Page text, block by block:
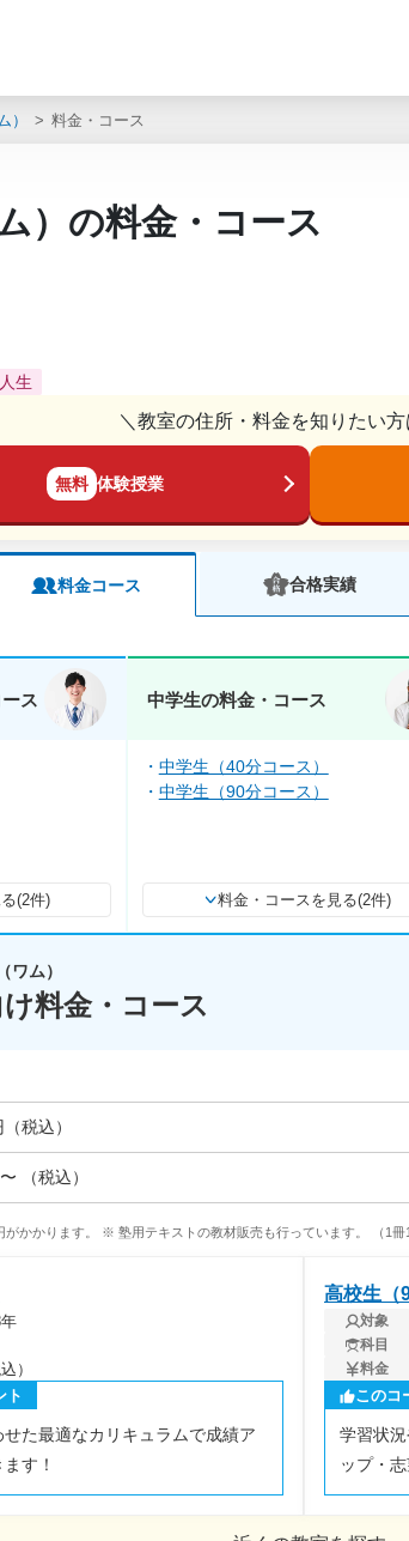
） 料金・コース
）の料金・コース
生
＼教室の住所・料金を知りたい
無料 体験授業
料金コース 合格実績
ス
(2件)
中学生の料金・コース
中学生（40分コース）
中学生（90分コース）
料金・コースを見る(2件)
ワム）
料金・コース
税込）
（税込）
かかります。 ※ 塾用テキストの教材販売も行っています。 （1冊
）
ト
た最適なカリキュラムで成績ア
す！
高校生（
対象
科目
料金
このコ
学習状
ップ・